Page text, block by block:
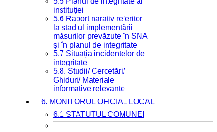
instituției
5.6 Raport narativ referitor
la stadiul implementării
măsurilor prevăzute în SNA
și în planul de integritate
5.7 Situația incidentelor de
integritate
5.8. Studii/ Cercetări/
Ghiduri/ Materiale
informative relevante
6. MONITORUL OFICIAL LOCAL
6.1 STATUTUL COMUNEI